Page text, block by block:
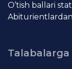
O’tish ballari
Talabalarga